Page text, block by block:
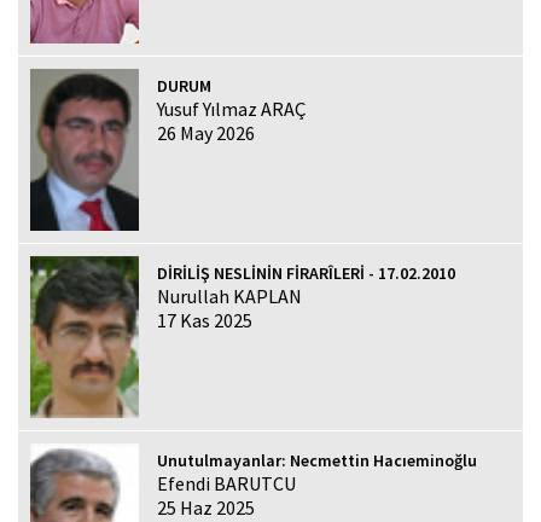
DURUM
Yusuf Yılmaz ARAÇ
26 May 2026
DİRİLİŞ NESLİNİN FİRARÎLERİ - 17.02.2010
Nurullah KAPLAN
17 Kas 2025
Unutulmayanlar: Necmettin Hacıeminoğlu
Efendi BARUTCU
25 Haz 2025